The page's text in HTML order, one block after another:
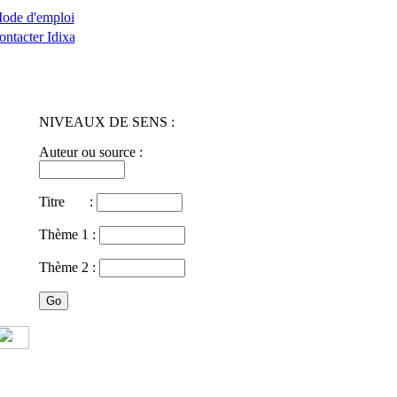
d'emploi
Idixa
NIVEAUX DE SENS :
Auteur ou source :
Titre :
Thème 1 :
Thème 2 :